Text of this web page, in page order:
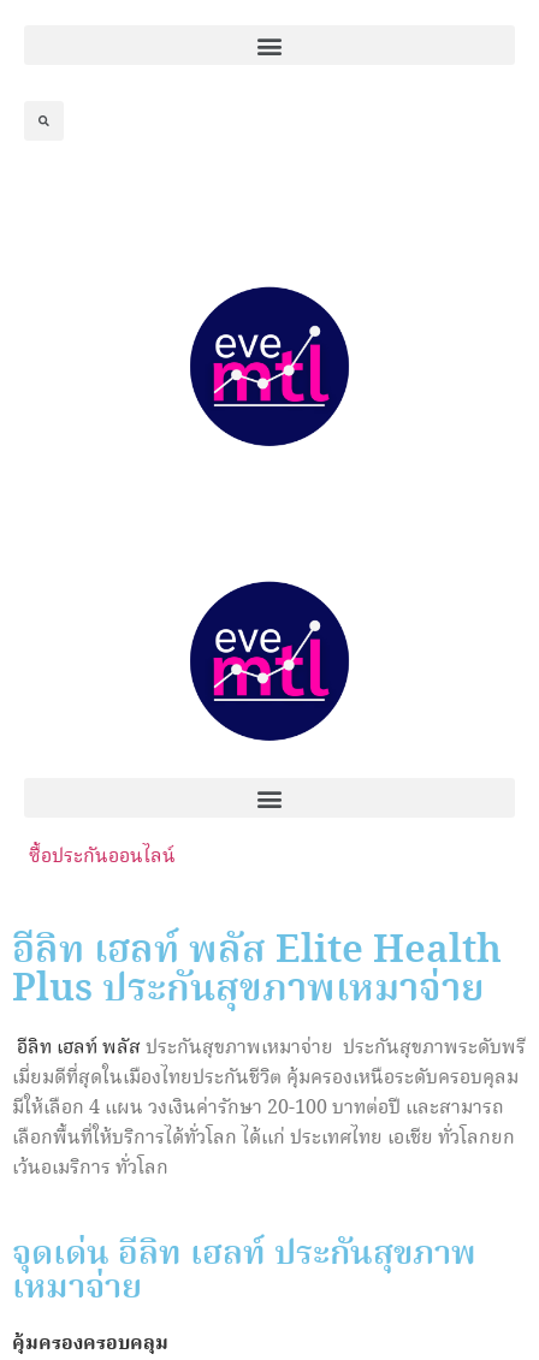
ซื้อประกันออนไลน์
อีลิท เฮลท์ พลัส Elite Health
Plus ประกันสุขภาพเหมาจ่าย
อีลิท เฮลท์ พลัสประกันสุขภาพเหมาจ่าย ประกันสุขภาพระดับพรี
เมี่ยมดีที่สุดในเมืองไทยประกันชีวิต คุ้มครองเหนือระดับครอบคุลม
มีให้เลือก 4 แผน วงเงินค่ารักษา 20-100 บาทต่อปี และสามารถ
เลือกพื้นที่ให้บริการได้ทั่วโลก ได้แก่ ประเทศไทย เอเชีย ทั่วโลกยก
เว้นอเมริการ ทั่วโลก
จุดเด่น อีลิท เฮลท์ ประกันสุขภาพ
เหมาจ่าย
คุ้มครองครอบคลุม